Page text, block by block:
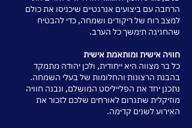
הרחבה עם ביצועים אנרגטיים שיכניסו את כולם
למצב רוח של ריקודים ושמחה, כדי להבטיח
שהחגיגה תימשך כל הערב.
חוויה אישית ומותאמת אישית
כל בר מצווה היא ייחודית, ולכן יהודה מתמקד
בהבנת הרצונות והחלומות של בעלי השמחה.
נתכנן יחד את הפלייליסט המושלם, ונבנה חוויה
מוזיקלית שתגרום לאורחים שלכם לזכור את
האירוע לשנים קדימה.